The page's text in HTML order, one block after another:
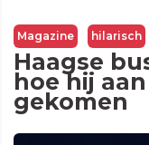
Magazine hilarisch
Haagse
hoe hij
gekomen